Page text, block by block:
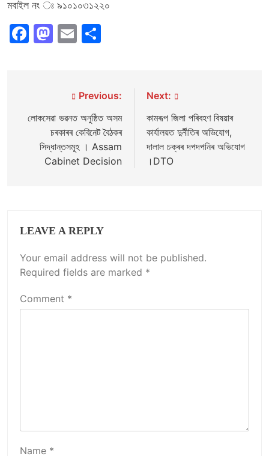
মবাইল নং ঃ ৯১০১০৩১২২০
Facebook
Mastodon
Email
navigation
Previous:
লোকসেৱা ভৱনত অনুষ্ঠিত অসম
চৰকাৰৰ কেবিনেট বৈঠকৰ
সিদ্ধান্তসমূহ । Assam
Cabinet Decision
Next:
কামৰূপ জিলা পৰিবহণ বিষয়াৰ
কাৰ্যালয়ত দুৰ্নীতিৰ অভিযোগ,
দালাল চক্ৰৰ দপদপনিৰ অভিযোগ
।DTO
LEAVE A REPLY
Your email address will not be published.
Required fields are marked *
Comment *
Name *